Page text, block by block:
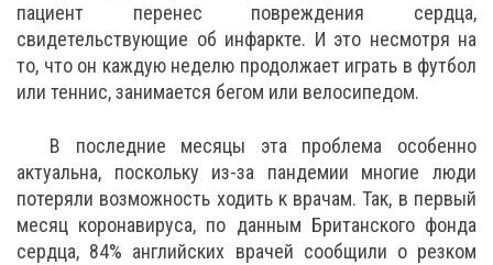
пациент перенес повреждения сердца,
свидетельствующие об инфаркте. И это несмотря на
то, что он каждую неделю продолжает играть в футбол
или теннис, занимается бегом или велосипедом.
В последние месяцы эта проблема особенно
актуальна, поскольку из-за пандемии многие люди
потеряли возможность ходить к врачам. Так, в первый
месяц коронавируса, по данным Британского фонда
сердца, 84% английских врачей сообщили о резком